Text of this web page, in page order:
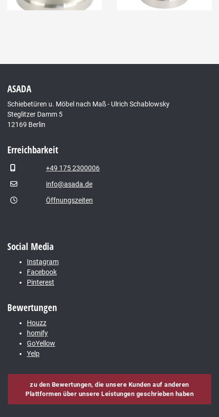
ASADA
Schiebetüren u. Möbel nach Maß - Ulrich Schablowsky
Steglitzer Damm 5
12169 Berlin
Erreichbarkeit
+49 175 2300006
info@asada.de
Öffnungszeiten
Social Media
Instagram
Facebook
Pinterest
Bewertungen
Houzz
homify
GoYellow
Yelp
zu den Bewertungen, die unsere Kunden auf anderen
Plattformen über unsere Leistungen geschrieben haben